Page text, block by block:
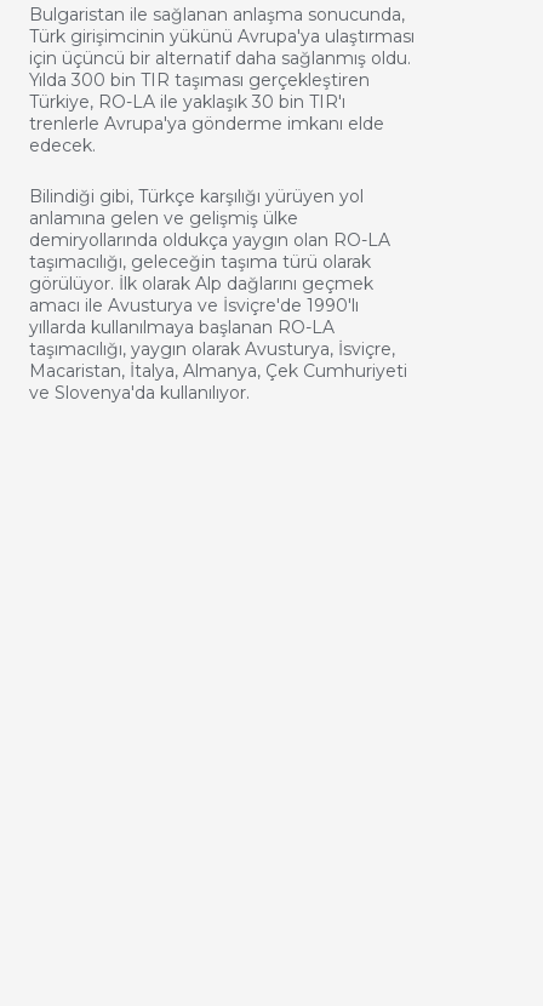
Bulgaristan ile sağlanan anlaşma sonucunda,
Türk girişimcinin yükünü Avrupa'ya ulaştırması
için üçüncü bir alternatif daha sağlanmış oldu.
Yılda 300 bin TIR taşıması gerçekleştiren
Türkiye, RO-LA ile yaklaşık 30 bin TIR'ı
trenlerle Avrupa'ya gönderme imkanı elde
edecek.
Bilindiği gibi, Türkçe karşılığı yürüyen yol
anlamına gelen ve gelişmiş ülke
demiryollarında oldukça yaygın olan RO-LA
taşımacılığı, geleceğin taşıma türü olarak
görülüyor. İlk olarak Alp dağlarını geçmek
amacı ile Avusturya ve İsviçre'de 1990'lı
yıllarda kullanılmaya başlanan RO-LA
taşımacılığı, yaygın olarak Avusturya, İsviçre,
Macaristan, İtalya, Almanya, Çek Cumhuriyeti
ve Slovenya'da kullanılıyor.